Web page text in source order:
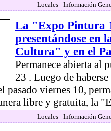
Locales - Información
La "Expo Pintura
presentándose en
Cultura" y en el
Permanece abierta al
23 . Luego de
pasado viernes 10,
libre y gratuita, la
Locales - Información